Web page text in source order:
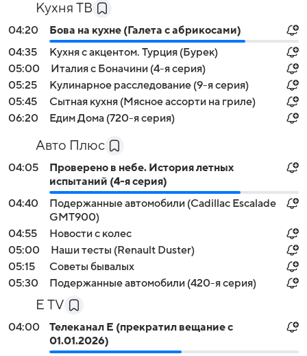
Кухня ТВ
04:20
Бова на кухне (Галета с абрикосами)
04:35
Кухня с акцентом. Турция (Бурек)
05:00
Италия с Боначини (4-я серия)
05:25
Кулинарное расследование (9-я серия)
05:45
Сытная кухня (Мясное ассорти на гриле)
06:20
Едим Дома (720-я серия)
Авто Плюс
04:05
Проверено в небе. История летных
испытаний (4-я серия)
04:40
Подержанные автомобили (Cadillac Escalade
GMT900)
04:55
Новости с колес
05:00
Наши тесты (Renault Duster)
05:15
Советы бывалых
05:30
Подержанные автомобили (420-я серия)
E TV
04:00
Телеканал E (прекратил вещание с
01.01.2026)